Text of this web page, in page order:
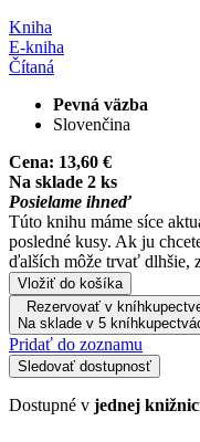
Kniha
E-kniha
Čítaná
Pevná väzba
Slovenčina
Cena: 13,60 €
Na sklade 2 ks
Posielame ihneď
Túto knihu máme síce
posledné kusy. Ak ju
ďalších môže trvať dlhšie,
Vložiť do košíka
Rezervovať v
Na sklade v 5
Pridať do zoznamu
Sledovať dostupnosť
Dostupné v jednej